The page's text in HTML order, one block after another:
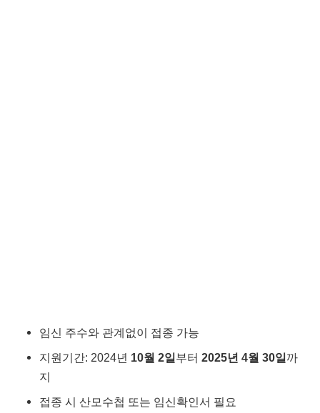
임신 주수와 관계없이 접종 가능
지원기간: 2024년 10월 2일부터 2025년 4월 30일까
지
접종 시 산모수첩 또는 임신확인서 필요